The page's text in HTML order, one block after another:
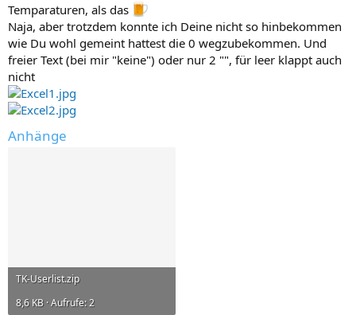
Temparaturen, als das
Naja, aber trotzdem konnte ich Deine nicht so hinbekommen
wie Du wohl gemeint hattest die 0 wegzubekommen. Und
freier Text (bei mir "keine") oder nur 2 "", für leer klappt auch
nicht
Anhänge
TK-Userlist.zip
8,6 KB · Aufrufe: 2